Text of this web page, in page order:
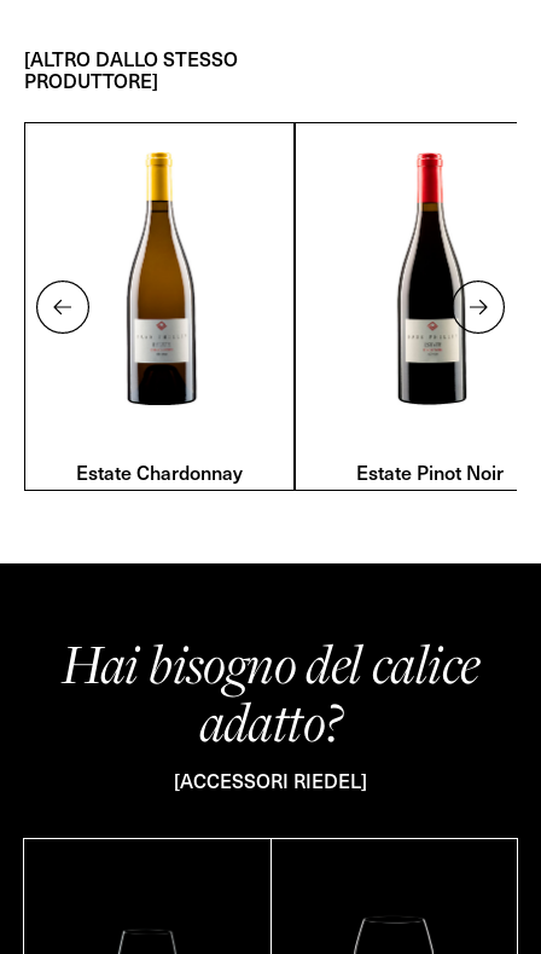
[ALTRO DALLO STESSO
PRODUTTORE]
Estate Chardonnay Estate Pinot Noir
Hai bisogno del calice
adatto?
[ACCESSORI RIEDEL]